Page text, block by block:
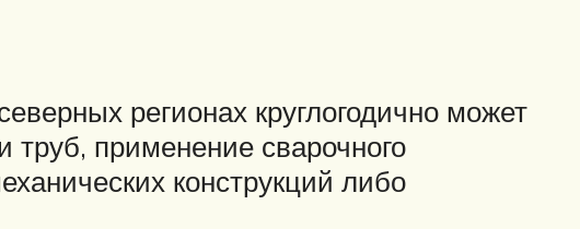
регионах круглогодично может
труб, применение сварочного
конструкций либо